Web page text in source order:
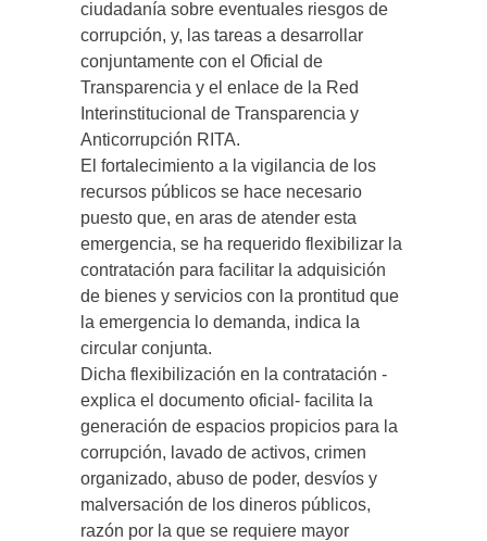
ciudadanía sobre eventuales riesgos de
corrupción, y, las tareas a desarrollar
conjuntamente con el Oficial de
Transparencia y el enlace de la Red
Interinstitucional de Transparencia y
Anticorrupción RITA.
El fortalecimiento a la vigilancia de los
recursos públicos se hace necesario
puesto que, en aras de atender esta
emergencia, se ha requerido flexibilizar la
contratación para facilitar la adquisición
de bienes y servicios con la prontitud que
la emergencia lo demanda, indica la
circular conjunta.
Dicha flexibilización en la contratación -
explica el documento oficial- facilita la
generación de espacios propicios para la
corrupción, lavado de activos, crimen
organizado, abuso de poder, desvíos y
malversación de los dineros públicos,
razón por la que se requiere mayor